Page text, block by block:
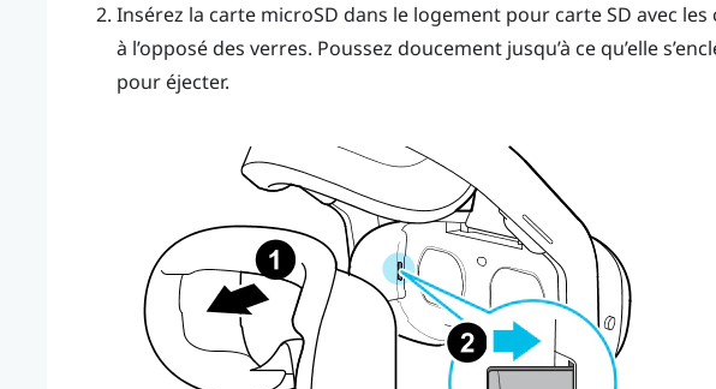
Insérez la carte microSD dans le logement pour carte SD avec
à l’opposé des verres. Poussez doucement jusqu’à ce qu’elle
pour éjecter.